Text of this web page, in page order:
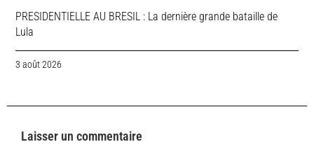
PRESIDENTIELLE AU BRESIL : La dernière grande bataille de
Lula
3 août 2026
Laisser un commentaire